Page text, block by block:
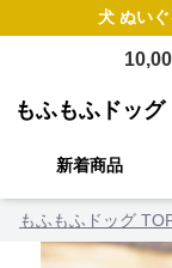
犬 ぬい
もふもふドッグ
新着商品
もふもふドッグ